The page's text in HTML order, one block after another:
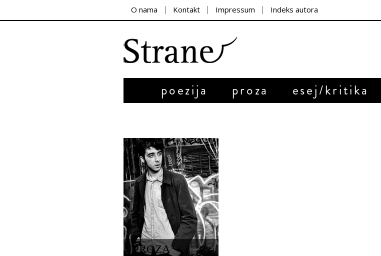
O nama Kontakt Impressum Indeks autora
poezija proza esej/kritika
PROZA